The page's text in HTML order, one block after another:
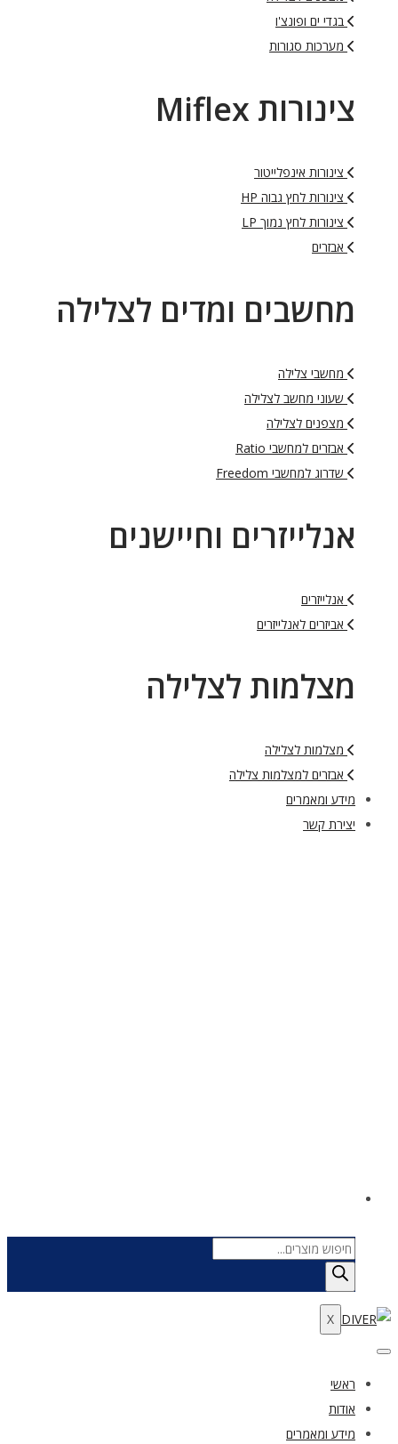
בגדי ים ופונצ'ו
מערכות סגורות
צינורות Miflex
צינורות אינפלייטור
צינורות לחץ גבוה HP
צינורות לחץ נמוך LP
אבזרים
מחשבים ומדים לצלילה
מחשבי צלילה
שעוני מחשב לצלילה
מצפנים לצלילה
אבזרים למחשבי Ratio
שדרוג למחשבי Freedom
אנלייזרים וחיישנים
אנלייזרים
אביזרים לאנלייזרים
מצלמות לצלילה
מצלמות לצלילה
אבזרים למצלמות צלילה
מידע ומאמרים
יצירת קשר
Products
search
X
ראשי
אודות
מידע ומאמרים